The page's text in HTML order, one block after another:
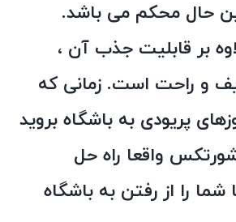
حال محکم می باشد.
بر قابلیت جذب آن ،
و راحت است. زمانی که
پریودی به باشگاه بروید
واقعا راه حل
را از رفتن به باشگاه